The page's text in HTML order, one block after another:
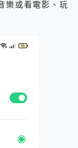
樂或看電影、玩